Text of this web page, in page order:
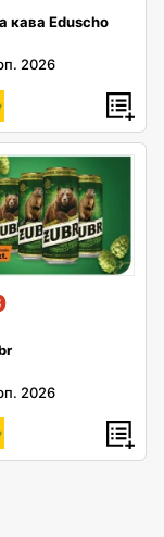
кава Eduscho
2026
2026